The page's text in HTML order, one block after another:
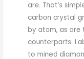
are. That’s
carbon crystal
by atom, as are
counterparts.
to mined